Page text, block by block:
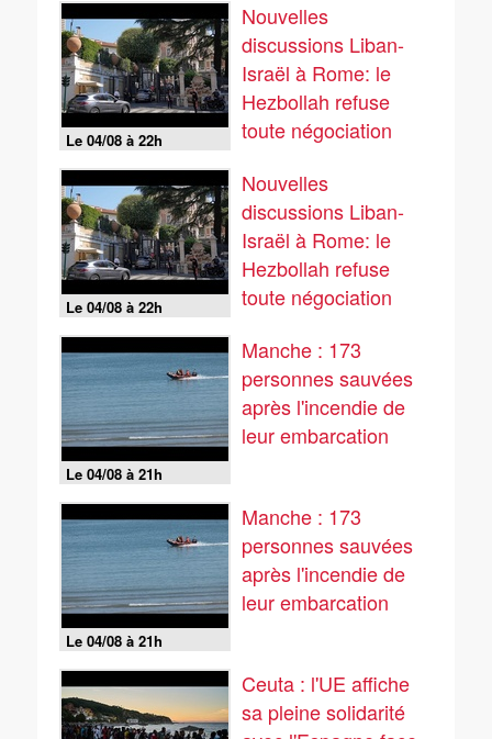
Le 04/08 à 22h
Nouvelles
discussions Liban-
Israël à Rome: le
Hezbollah refuse
toute négociation
Le 04/08 à 22h
Nouvelles
discussions Liban-
Israël à Rome: le
Hezbollah refuse
toute négociation
Le 04/08 à 21h
Manche : 173
personnes sauvées
après l'incendie de
leur embarcation
Le 04/08 à 21h
Manche : 173
personnes sauvées
après l'incendie de
leur embarcation
Ceuta : l'UE affiche
sa pleine solidarité